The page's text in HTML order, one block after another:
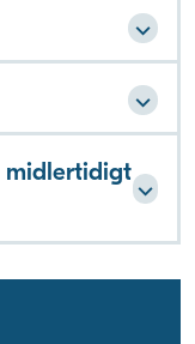
midlertidigt